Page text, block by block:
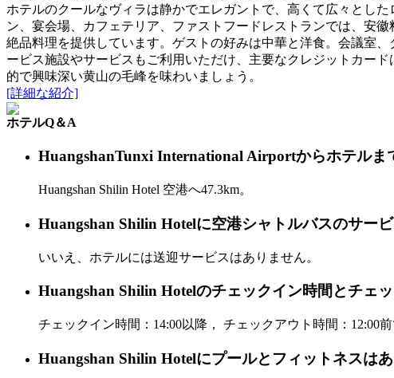
ホテルのクールなヴィラは静かでエレガントで、高くて広々とし
ン、宴会場、カフェテリア、ファストフードレストランでは、安
絶品料理を提供しています。ゲストの好みは中華と洋食。会議室
ービス施設やサービスもご利用いただけ、主要なクレジットカー
的で興味深い黄山の毛峰を味わいましょう。
[詳細な紹介]
ホテルQ＆A
HuangshanTunxi International Airportからホテルま
Huangshan Shilin Hotel 空港へ47.3km。
Huangshan Shilin Hotelに空港シャトルバスのサー
いいえ、ホテルには送迎サービスはありません。
Huangshan Shilin Hotelのチェックイン時間とチェ
チェックイン時間：14:00以降， チェックアウト時間：12:00前
Huangshan Shilin Hotelにプールとフィットネスは